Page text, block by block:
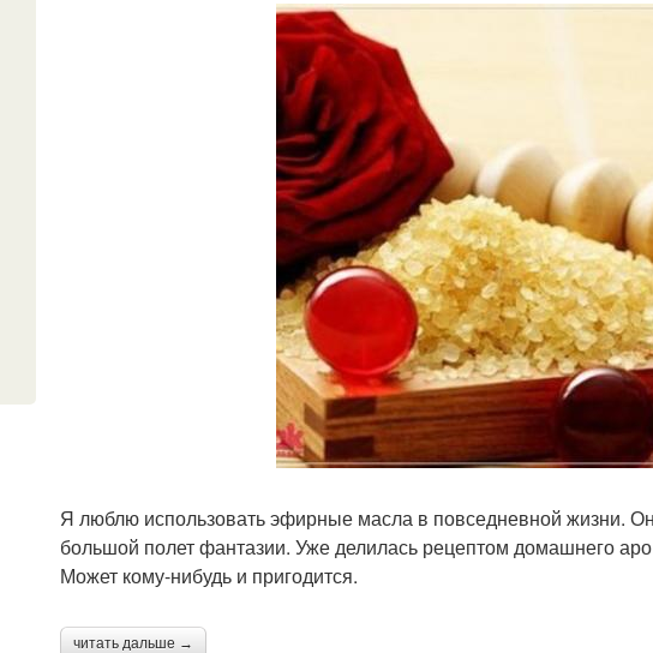
Я люблю использовать эфирные масла в повседневной жизни.
большой полет фантазии. Уже делилась рецептом домашнего
Может кому-нибудь и пригодится.
читать дальше →